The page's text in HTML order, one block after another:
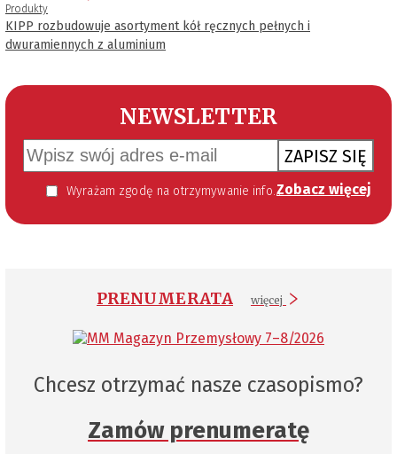
Produkty
KIPP rozbudowuje asortyment kół ręcznych pełnych i
dwuramiennych z aluminium
NEWSLETTER
ZAPISZ SIĘ
Wyrażam zgodę na otrzymywanie informacji handlowej kierowanej do mnie za pomocą środków komunikacji elektronicznej w szczególności poczty elektronicznej zgodnie z przepisem art. 10 ust 2 ustawy z dnia 18 lipca 2002 roku o świadczeniu usług drogą elektroniczną (Dz. U. 144 z 2002 r. poz. 1204). Zgoda jest dobrowolna, jednak jej wyrażenie jest konieczne, aby otrzymywać newsletter. Zobacz więcej
PRENUMERATA więcej
Chcesz otrzymać nasze czasopismo?
Zamów prenumeratę